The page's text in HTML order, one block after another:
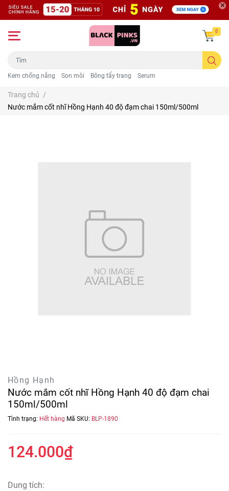
Kem chống nắng Son môi Bông tẩy trang Serum
0
Trang chủ /
Nước mắm cốt nhĩ Hồng Hạnh 40 độ đạm chai 150ml/500ml
Hồng Hạnh
Nước mắm cốt nhĩ Hồng Hạnh 40 độ đạm chai
150ml/500ml
Tình trạng: Hết hàng Mã SKU: BLP-1890
124.000₫
Dung tích: